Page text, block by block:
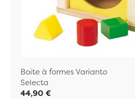
Boite à formes Varianto
Selecta
44,90 €